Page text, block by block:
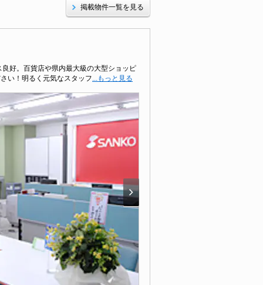
掲載物件一覧を見る
好。百貨店や県内最大級の大型ショッピ
い！明るく元気なスタッフ...もっと見る